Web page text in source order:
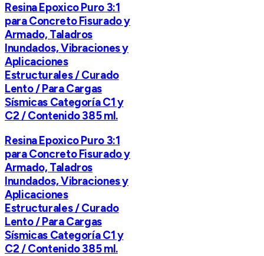
Resina Epoxico Puro 3:1
para Concreto Fisurado y
Armado, Taladros
Inundados, Vibraciones y
Aplicaciones
Estructurales / Curado
Lento / Para Cargas
Sísmicas Categoría C1 y
C2 / Contenido 385 ml.
Resina Epoxico Puro 3:1
para Concreto Fisurado y
Armado, Taladros
Inundados, Vibraciones y
Aplicaciones
Estructurales / Curado
Lento / Para Cargas
Sísmicas Categoría C1 y
C2 / Contenido 385 ml.